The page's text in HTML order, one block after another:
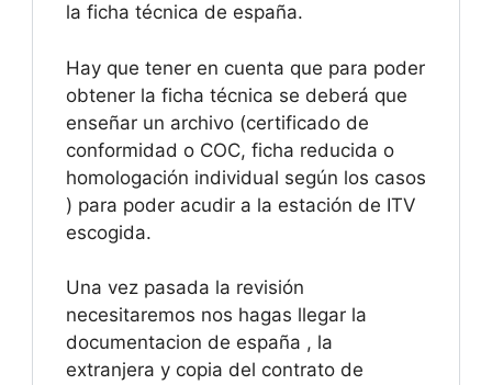
la ficha técnica de españa.
Hay que tener en cuenta que para poder
obtener la ficha técnica se deberá que
enseñar un archivo (certificado de
conformidad o COC, ficha reducida o
homologación individual según los casos
) para poder acudir a la estación de ITV
escogida.
Una vez pasada la revisión
necesitaremos nos hagas llegar la
documentacion de españa , la
extranjera y copia del contrato de